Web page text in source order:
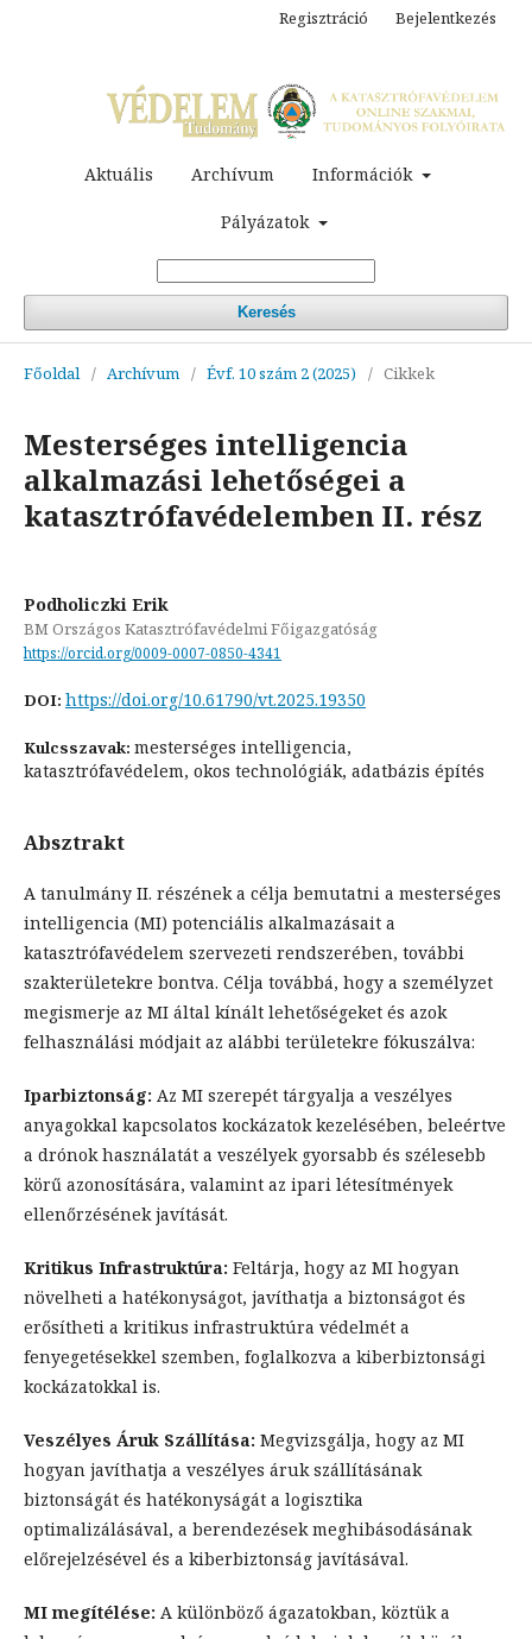
Aktuális Archívum Információk
Pályázatok
Keresés
Regisztráció Bejelentkezés
Főoldal / Archívum / Évf. 10 szám 2 (2025) / Cikkek
Mesterséges intelligencia
alkalmazási lehetőségei a
katasztrófavédelemben II. rész
Podholiczki Erik
BM Országos Katasztrófavédelmi Főigazgatóság
https://orcid.org/0009-0007-0850-4341
DOI: https://doi.org/10.61790/vt.2025.19350
Kulcsszavak: mesterséges intelligencia,
katasztrófavédelem, okos technológiák, adatbázis építés
Absztrakt
A tanulmány II. részének a célja bemutatni a mesterséges
intelligencia (MI) potenciális alkalmazásait a
katasztrófavédelem szervezeti rendszerében, további
szakterületekre bontva. Célja továbbá, hogy a személyzet
megismerje az MI által kínált lehetőségeket és azok
felhasználási módjait az alábbi területekre fókuszálva:
Iparbiztonság: Az MI szerepét tárgyalja a veszélyes
anyagokkal kapcsolatos kockázatok kezelésében, beleértve
a drónok használatát a veszélyek gyorsabb és szélesebb
körű azonosítására, valamint az ipari létesítmények
ellenőrzésének javítását.
Kritikus Infrastruktúra: Feltárja, hogy az MI hogyan
növelheti a hatékonyságot, javíthatja a biztonságot és
erősítheti a kritikus infrastruktúra védelmét a
fenyegetésekkel szemben, foglalkozva a kiberbiztonsági
kockázatokkal is.
Veszélyes Áruk Szállítása: Megvizsgálja, hogy az MI
hogyan javíthatja a veszélyes áruk szállításának
biztonságát és hatékonyságát a logisztika
optimalizálásával, a berendezések meghibásodásának
előrejelzésével és a kiberbiztonság javításával.
MI megítélése: A különböző ágazatokban, köztük a